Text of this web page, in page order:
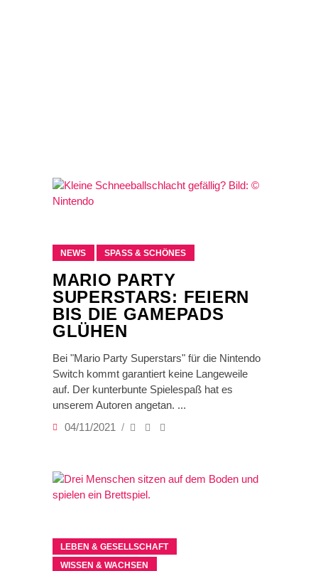
NEWS SPASS & SCHÖNES
MARIO PARTY
SUPERSTARS: FEIERN
BIS DIE GAMEPADS
GLÜHEN
Bei "Mario Party Superstars" für die Nintendo
Switch kommt garantiert keine Langeweile
auf. Der kunterbunte Spielespaß hat es
unserem Autoren angetan.
04/11/2021
LEBEN & GESELLSCHAFT
WISSEN & WACHSEN